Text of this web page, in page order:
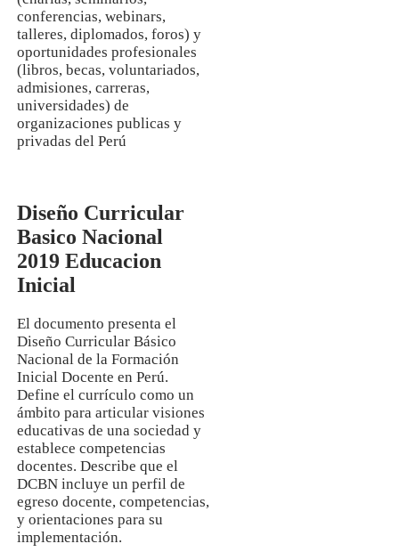
conferencias, webinars,
talleres, diplomados, foros) y
oportunidades profesionales
(libros, becas, voluntariados,
admisiones, carreras,
universidades) de
organizaciones publicas y
privadas del Perú
Diseño Curricular
Basico Nacional
2019 Educacion
Inicial
El documento presenta el
Diseño Curricular Básico
Nacional de la Formación
Inicial Docente en Perú.
Define el currículo como un
ámbito para articular visiones
educativas de una sociedad y
establece competencias
docentes. Describe que el
DCBN incluye un perfil de
egreso docente, competencias,
y orientaciones para su
implementación.